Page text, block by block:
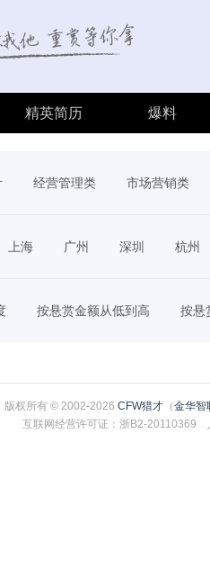
精英简历 爆料
经营管理类 市场营销类
上海 广州 深圳 杭州
按悬赏金额从低到高 按悬
版权所有 © 2002-2026 CFW猎才 （金华智
互联网经营许可证：浙B2-20110369